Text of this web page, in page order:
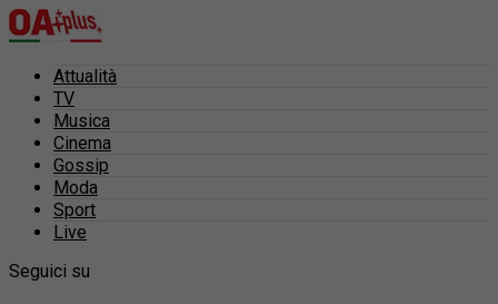
Attualità
TV
Musica
Cinema
Gossip
Moda
Sport
Live
Seguici su